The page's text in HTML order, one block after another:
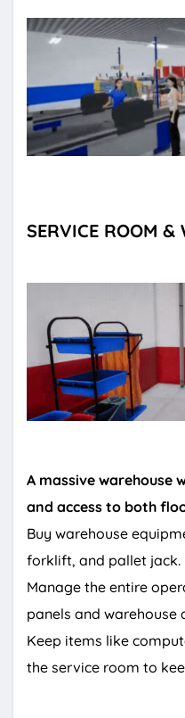
SERVICE ROOM &
A massive warehouse
and access to both
Buy warehouse
forklift, and pallet jack.
Manage the entire
panels and warehouse
Keep items like
the service room to